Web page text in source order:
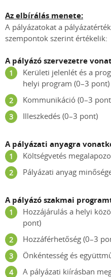
Az elbírálás menete:
A pályázatokat a
szempontok szerint értékelik:
A pályázó szervezetre
Kerületi jelenlét és a
helyi program (0–3 pont)
Kommunikáció (0–3
Illeszkedés (0–3 pont)
A pályázati anyagra
Költségvetés
Pályázati anyag
A pályázó szakmai
Hozzájárulás a helyi
pont)
Hozzáférhetőség (0–3
Önkéntesség és
A pályázati kiírásban